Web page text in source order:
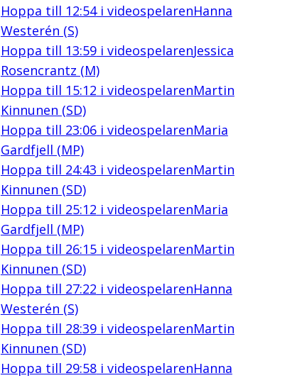
Hoppa till 12:54i videospelarenHanna
Westerén (S)
Hoppa till 13:59i videospelarenJessica
Rosencrantz (M)
Hoppa till 15:12 i videospelarenMartin
Kinnunen (SD)
Hoppa till 23:06i videospelarenMaria
Gardfjell (MP)
Hoppa till 24:43 i videospelarenMartin
Kinnunen (SD)
Hoppa till 25:12 i videospelarenMaria
Gardfjell (MP)
Hoppa till 26:15i videospelarenMartin
Kinnunen (SD)
Hoppa till 27:22 i videospelarenHanna
Westerén (S)
Hoppa till 28:39i videospelarenMartin
Kinnunen (SD)
Hoppa till 29:58i videospelarenHanna